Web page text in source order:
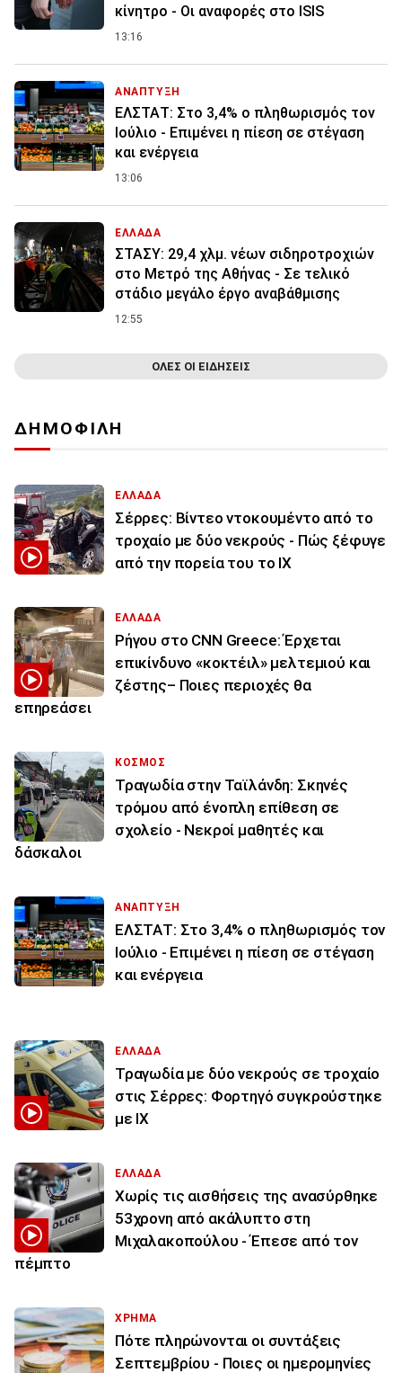
κίνητρο - Οι αναφορές στο ISIS
13:16
ΑΝΑΠΤΥΞΗ
ΕΛΣΤΑΤ: Στο 3,4% ο πληθωρισμός τον
Ιούλιο - Επιμένει η πίεση σε στέγαση
και ενέργεια
13:06
ΕΛΛΑΔΑ
ΣΤΑΣΥ: 29,4 χλμ. νέων σιδηροτροχιών
στο Μετρό της Αθήνας - Σε τελικό
στάδιο μεγάλο έργο αναβάθμισης
12:55
ΟΛΕΣ ΟΙ ΕΙΔΗΣΕΙΣ
ΔΗΜΟΦΙΛΗ
ΕΛΛΑΔΑ
Σέρρες: Βίντεο ντοκουμέντο από το
τροχαίο με δύο νεκρούς - Πώς ξέφυγε
από την πορεία του το ΙΧ
ΕΛΛΑΔΑ
Ρήγου στο CNN Greece: Έρχεται
επικίνδυνο «κοκτέιλ» μελτεμιού και
ζέστης– Ποιες περιοχές θα
επηρεάσει
ΚΟΣΜΟΣ
Τραγωδία στην Ταϊλάνδη: Σκηνές
τρόμου από ένοπλη επίθεση σε
σχολείο - Νεκροί μαθητές και
δάσκαλοι
ΑΝΑΠΤΥΞΗ
ΕΛΣΤΑΤ: Στο 3,4% ο πληθωρισμός τον
Ιούλιο - Επιμένει η πίεση σε στέγαση
και ενέργεια
ΕΛΛΑΔΑ
Τραγωδία με δύο νεκρούς σε τροχαίο
στις Σέρρες: Φορτηγό συγκρούστηκε
με ΙΧ
ΕΛΛΑΔΑ
Χωρίς τις αισθήσεις της ανασύρθηκε
53χρονη από ακάλυπτο στη
Μιχαλακοπούλου - Έπεσε από τον
πέμπτο
ΧΡΗΜΑ
Πότε πληρώνονται οι συντάξεις
Σεπτεμβρίου - Ποιες οι ημερομηνίες